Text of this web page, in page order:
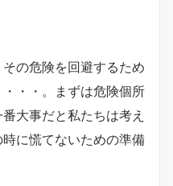
の危険を回避するため
・・。まずは危険個所
大事だと私たちは考え
に慌てないための準備